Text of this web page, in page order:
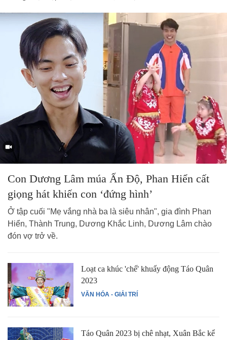
Con Dương Lâm múa Ấn Độ, Phan Hiển cất
giọng hát khiến con ‘đứng hình’
Ở tập cuối "Mẹ vắng nhà ba là siêu nhân", gia đình Phan
Hiển, Thành Trung, Dương Khắc Linh, Dương Lâm chào
đón vợ trở về.
VĂN HÓA - GIẢI TRÍ
Loạt ca khúc 'chế' khuấy động Táo Quân
2023
Táo Quân 2023 bị chê nhạt, Xuân Bắc kể